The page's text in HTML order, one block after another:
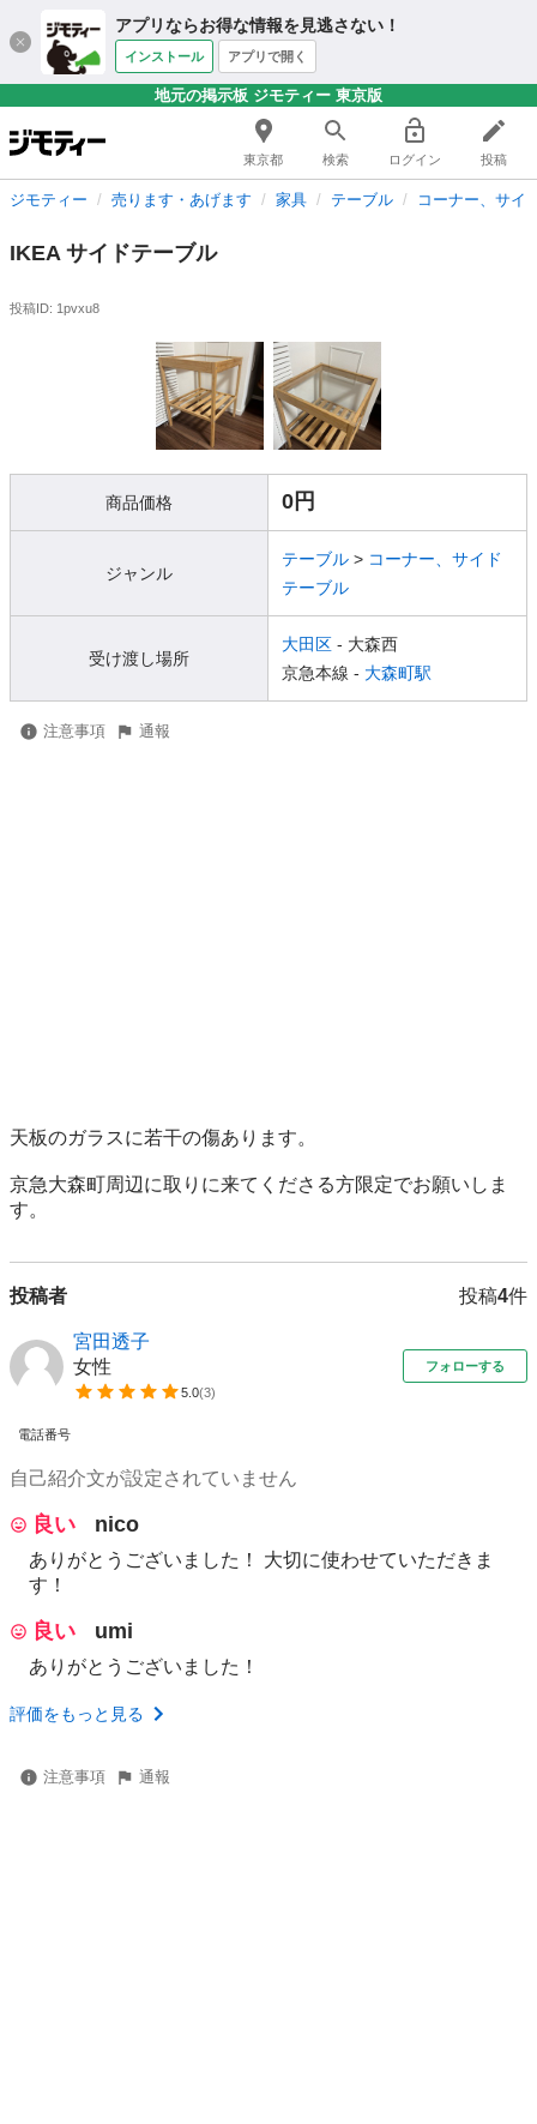
アプリならお得な情報を見逃さない！
インストール アプリで開く
地元の掲示板 ジモティー 東京版
東京都 検索 ログイン 投稿
ジモティー 売ります・あげます 家具 テーブル コーナー、サイ
IKEA サイドテーブル
投稿ID: 1pvxu8
商品価格 0円
ジャンル
テーブル > コーナー、サイド
テーブル
受け渡し場所
大田区 - 大森西
京急本線 - 大森町駅
注意事項 通報
天板のガラスに若干の傷あります。
京急大森町周辺に取りに来てくださる方限定でお願いしま
す。
投稿者 投稿4件
宮田透子
女性
5.0(3)
フォローする
電話番号
自己紹介文が設定されていません
良い nico
ありがとうございました！ 大切に使わせていただきま
す！
良い umi
ありがとうございました！
評価をもっと見る
注意事項 通報